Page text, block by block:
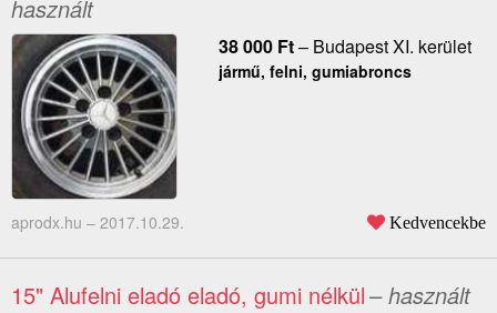
használt
38 000 Ft– Budapest XI. kerület
jármű, felni, gumiabroncs
aprodx.hu – 2017.10.29. Kedvencekbe
15" Alufelni eladó eladó, gumi nélkül– használt